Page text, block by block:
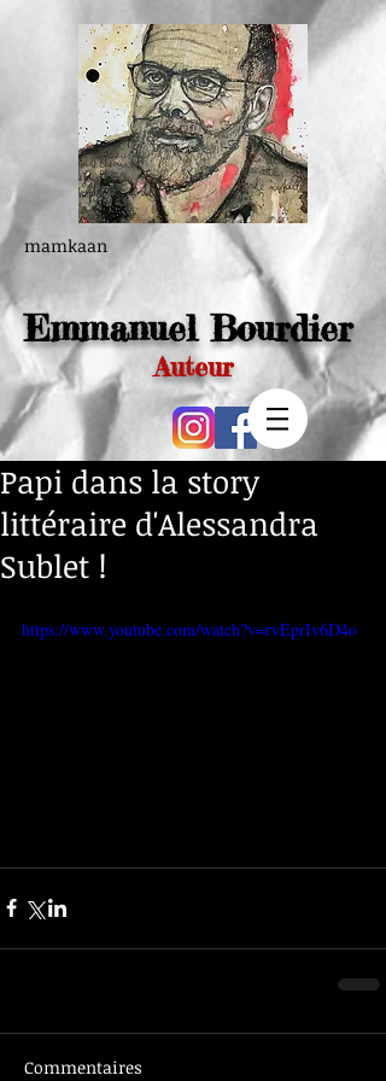
mamkaan
Emmanuel Bourdier
Auteur
Papi dans la story
littéraire d'Alessandra
Sublet !
https://www.youtube.com/watch?v=rvEprIv6D4o
Commentaires